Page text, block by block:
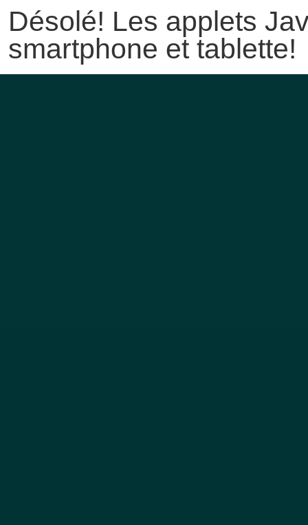
Désolé! Les applets
smartphone et tablette!